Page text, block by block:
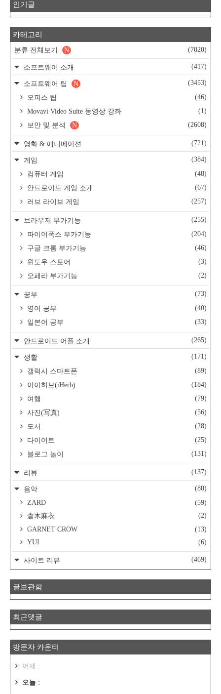
인기글
카테고리
분류 전체보기 (7020)
N
소프트웨어 소개 (417)
소프트웨어 팁 (3453)
N
오피스 팁
(46)
Movavi Video Suite 동영상 강좌
(1)
보안 및 분석
(2608)
N
영화 & 애니메이션 (721)
게임
(384)
컴퓨터 게임
(48)
안드로이드 게임 소개
(67)
러브 라이브 게임
(257)
브라우저 부가기능
(255)
파이어폭스 부가기능
(204)
구글 크롬 부가기능
(46)
윈도우 스토어
(3)
오페라 부가기능
(2)
공부
(73)
영어 공부
(40)
일본어 공부
(33)
안드로이드 어플 소개 (265)
생활
(171)
갤럭시 스마트폰
(89)
아이허브(iHerb)
(184)
여행
(79)
사진(写真)
(56)
도서
(28)
다이어트
(25)
블로그 놀이
(131)
리뷰 (137)
음악
(80)
ZARD
(59)
倉木麻衣
(2)
GARNET CROW
(13)
YUI
(6)
사이트 리뷰 (469)
글보관함
최근댓글
방문자 카운터
어제 :
오늘 :